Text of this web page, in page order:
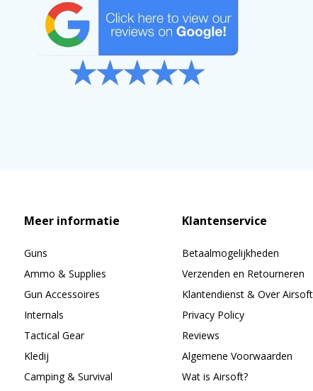
Meer informatie
Guns
Ammo & Supplies
Gun Accessoires
Internals
Tactical Gear
Kledij
Camping & Survival
Klantenservice
Betaalmogelijkheden
Verzenden en Retourneren
Klantendienst & Over
Privacy Policy
Reviews
Algemene Voorwaarden
Wat is Airsoft?